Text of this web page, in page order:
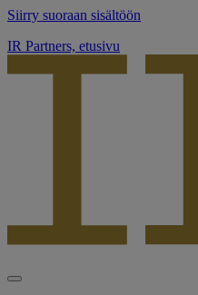
Siirry suoraan sisältöön
IR Partners, etusivu